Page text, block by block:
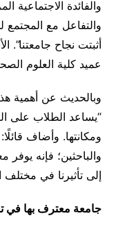
والفائدة الاجتماعية
والتفاعل مع المجتمع
أثبتت نجاح جامعتنا”.
عميد كلية العلوم
وبالحديث عن أهمية
“يساعد الطلاب على
ومكانتها. وأضاف
والباحثين؛ فإنه يوفر
إلى تأثيرنا في
جامعة معترف بها في